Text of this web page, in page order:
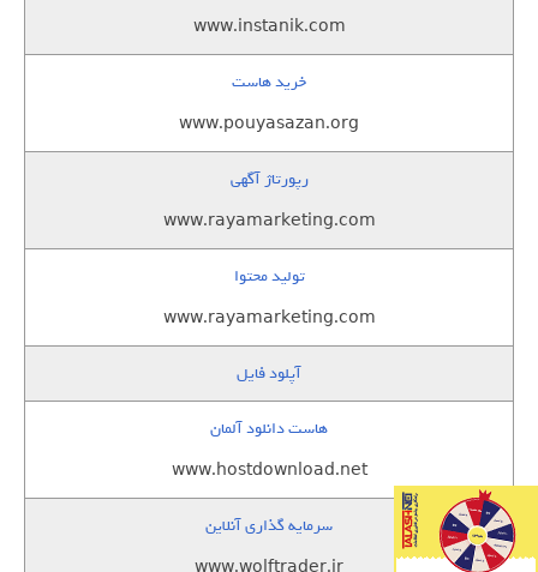
www.instanik.com
خرید هاست
www.pouyasazan.org
رپورتاژ آگهی
www.rayamarketing.com
تولید محتوا
www.rayamarketing.com
آپلود فایل
هاست دانلود آلمان
www.hostdownload.net
سرمایه گذاری آنلاین